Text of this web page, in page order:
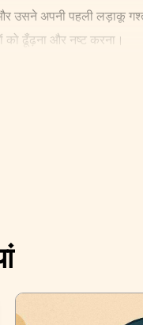
और उसने अपनी पहली लड़ाकू
को ढूँढ़ना और नष्ट करना।